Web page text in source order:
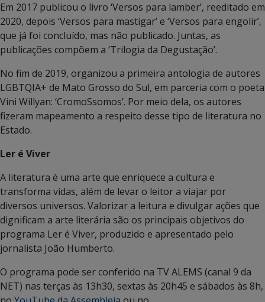
Em 2017 publicou o livro ‘Versos para lamber’, reeditado em
2020, depois ‘Versos para mastigar’ e ‘Versos para engolir’,
que já foi concluído, mas não publicado. Juntas, as
publicações compõem a ‘Trilogia da Degustação’.
No fim de 2019, organizou a primeira antologia de autores
LGBTQIA+ de Mato Grosso do Sul, em parceria com o poeta
Vini Willyan: ‘CromoSsomos’. Por meio dela, os autores
fizeram mapeamento a respeito desse tipo de literatura no
Estado.
Ler é Viver
A literatura é uma arte que enriquece a cultura e
transforma vidas, além de levar o leitor a viajar por
diversos universos. Valorizar a leitura e divulgar ações que
dignificam a arte literária são os principais objetivos do
programa Ler é Viver, produzido e apresentado pelo
jornalista João Humberto.
O programa pode ser conferido na TV ALEMS (canal 9 da
NET) nas terças às 13h30, sextas às 20h45 e sábados às 8h,